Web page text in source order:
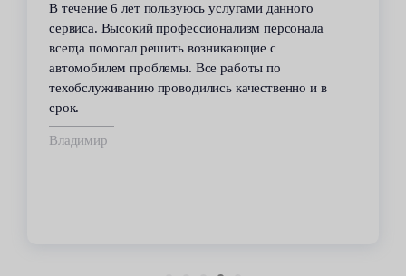
В течение 6 лет пользуюсь услугами данного
сервиса. Высокий профессионализм персонала
всегда помогал решить возникающие с
автомобилем проблемы. Все работы по
техобслуживанию проводились качественно и в
срок.
Владимир